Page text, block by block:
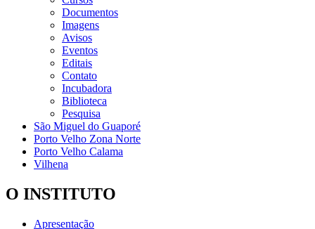
Documentos
Imagens
Avisos
Eventos
Editais
Contato
Incubadora
Biblioteca
Pesquisa
São Miguel do Guaporé
Porto Velho Zona Norte
Porto Velho Calama
Vilhena
O INSTITUTO
Apresentação